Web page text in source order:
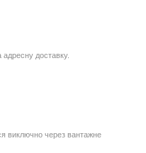
доставку.
виключно через вантажне